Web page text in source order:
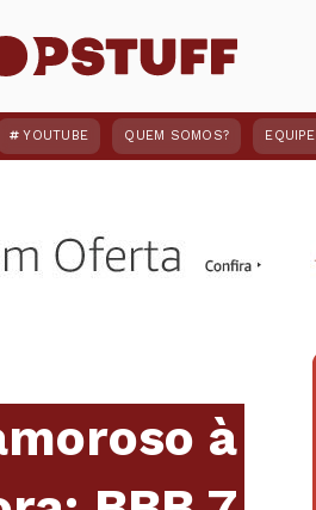
YOUTUBE QUEM SOMOS? EQUIPE
à